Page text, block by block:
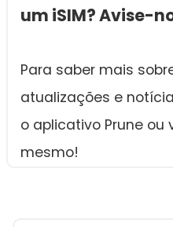
um iSIM? Avise-
Para saber mais
atualizações e
o aplicativo Prune ou
mesmo!